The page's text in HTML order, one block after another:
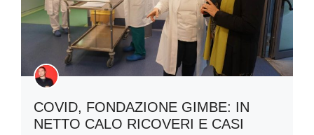
COVID, FONDAZIONE GIMBE: IN
NETTO CALO RICOVERI E CASI